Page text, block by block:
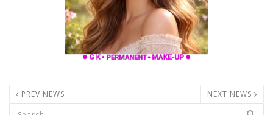
PREV NEWS NEXT NEWS